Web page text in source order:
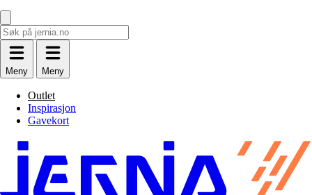
Meny Meny
Outlet
Inspirasjon
Gavekort